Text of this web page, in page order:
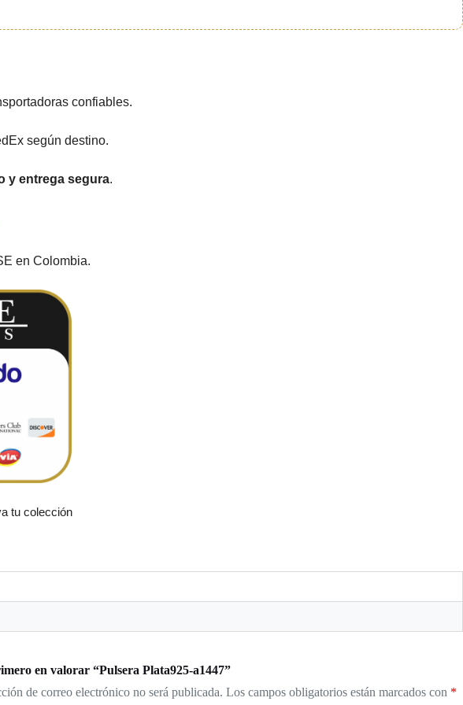
confiables.
según destino.
y entrega segura.
en Colombia.
tu colección
en valorar “Pulsera Plata925-a1447”
de correo electrónico no será publicada. Los campos obligatorios están marcados con *